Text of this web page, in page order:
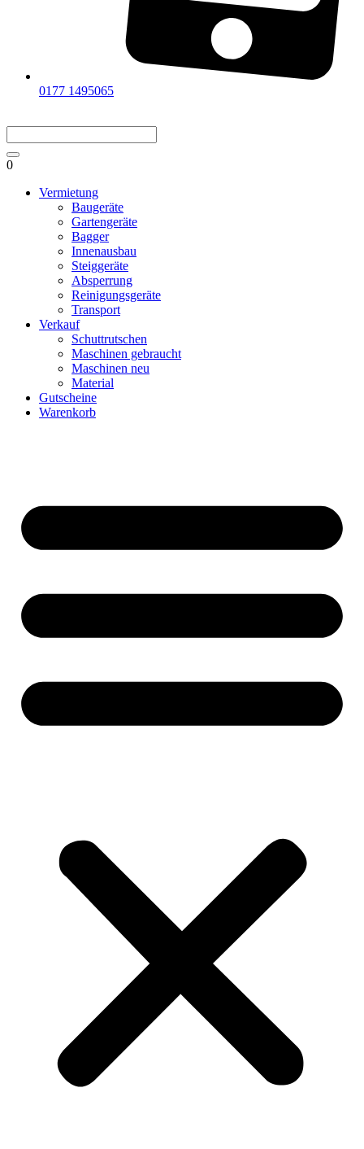
0177 1495065
0
Vermietung
Baugeräte
Gartengeräte
Bagger
Innenausbau
Steiggeräte
Absperrung
Reinigungsgeräte
Transport
Verkauf
Schuttrutschen
Maschinen gebraucht
Maschinen neu
Material
Gutscheine
Warenkorb